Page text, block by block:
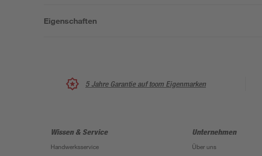
Eigenschaften
5 Jahre Garantie auf toom Eigenmarken
Wissen & Service
Handwerksservice
Unternehmen
Über uns